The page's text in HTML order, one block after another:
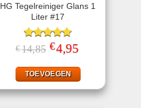
HG Tegelreiniger Glans 1
Liter #17
Gewaardeerd
5.00uit 5
€14,85 Oorspronkelijke
prijs
€14,85.
€4,95
€4,95.
TOEVOEGEN